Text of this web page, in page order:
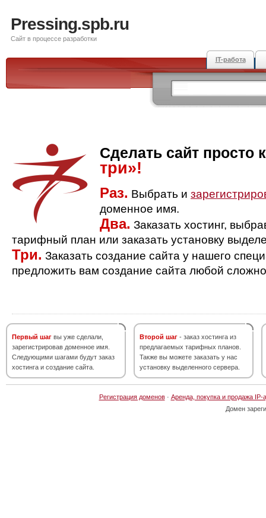
Pressing.spb.ru
Сайт в процессе разработки
IT-работа
Сделать сайт просто
три»!
Раз. Выбрать и
доменное имя.
Два. Заказать хостинг,
тарифный план или заказать установку
Три. Заказать создание сайта у нашего
предложить вам создание сайта любой
Первый шаг вы уже сделали,
зарегистрировав доменное имя.
Следующими шагами будут заказ
хостинга и создание сайта.
Второй шаг - заказ хостинга из
предлагаемых тарифных планов.
Также вы можете заказать у нас
установку выделенного сервера.
Регистрация доменов· Аренда, покупка и продажа IP-
Домен